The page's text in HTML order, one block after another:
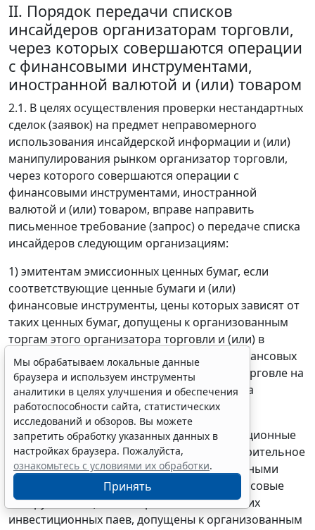
II. Порядок передачи списков
инсайдеров организаторам торговли,
через которых совершаются операции
с финансовыми инструментами,
иностранной валютой и (или) товаром
2.1. В целях осуществления проверки нестандартных
сделок (заявок) на предмет неправомерного
использования инсайдерской информации и (или)
манипулирования рынком организатор торговли,
через которого совершаются операции с
финансовыми инструментами, иностранной
валютой и (или) товаром, вправе направить
письменное требование (запрос) о передаче списка
инсайдеров следующим организациям:
1) эмитентам эмиссионных ценных бумаг, если
соответствующие ценные бумаги и (или)
финансовые инструменты, цены которых зависят от
таких ценных бумаг, допущены к организованным
торгам этого организатора торговли и (или) в
отношении таких ценных бумаг и (или) финансовых
инструментов подана заявка о допуске к торговле на
организованных торгах этого организатора
торговли;
2) управляющим компаниям, если инвестиционные
паи паевых инвестиционных фондов, доверительное
управление которыми осуществляется данными
управляющими компаниями, и (или) финансовые
инструменты, цены которых зависят от таких
инвестиционных паев, допущены к организованным
Мы обрабатываем локальные данные
браузера и используем инструменты
аналитики в целях улучшения и обеспечения
работоспособности сайта, статистических
исследований и обзоров. Вы можете
запретить обработку указанных данных в
настройках браузера. Пожалуйста,
ознакомьтесь с условиями их обработки.
Принять